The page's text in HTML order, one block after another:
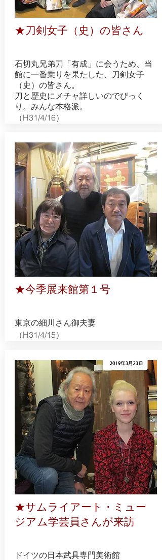
★刀剣女子（史）の皆さん
石切丸兄弟刀「有成」に会うため、当
館に一番乗りを果たした、刀剣女子
（史）の皆さん。
刀と歴史にメチャ詳しいのでびっく
り。みんな本格派。
​（H31/4/16）
★今季展来館第１号
東京の細川さん御夫妻
​（H31/4/15）
★​​サムライアート・ミュー
ジアム学芸員さんが来訪
ドイツの日本武具専門美術館